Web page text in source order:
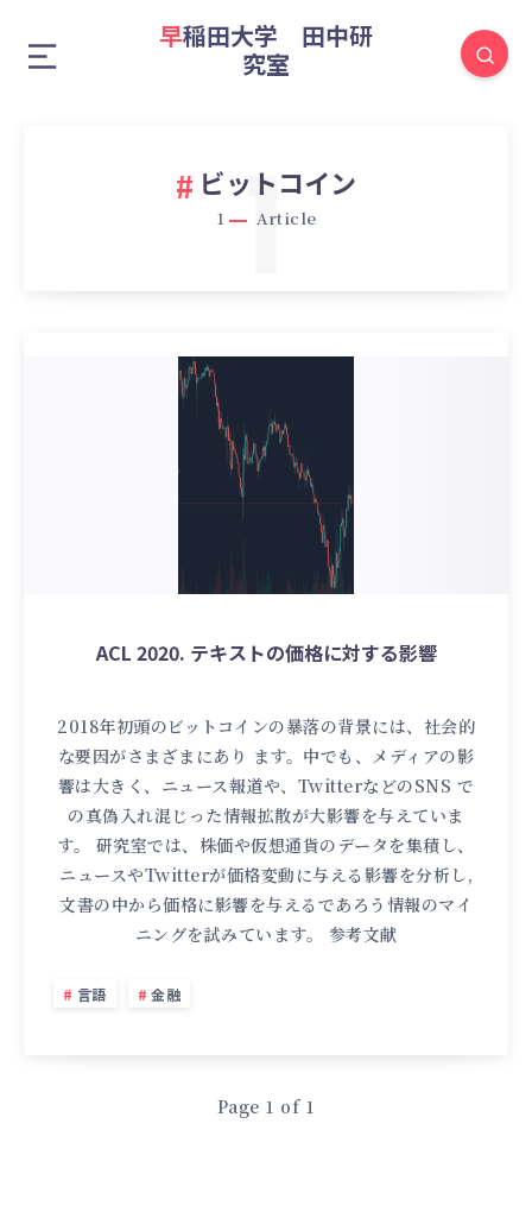
早稲田大学 田中研
究室
ビットコイン
1 Article
1
ACL 2020. テキストの価格に対する影響
2018年初頭のビットコインの暴落の背景には、社会的
な要因がさまざまにあり ます。中でも、メディアの影
響は大きく、ニュース報道や、TwitterなどのSNS で
の真偽入れ混じった情報拡散が大影響を与えていま
す。 研究室では、株価や仮想通貨のデータを集積し、
ニュースやTwitterが価格変動に与える影響を分析し,
文書の中から価格に影響を与えるであろう情報のマイ
ニングを試みています。 参考文献
言語 金融
Page 1 of 1